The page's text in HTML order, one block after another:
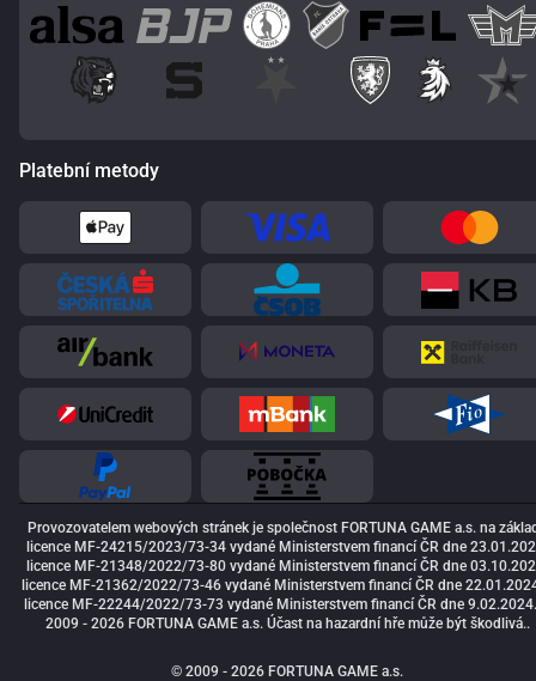
Platební metody
Provozovatelem webových stránek je společnost FORTUNA GAME a.s. na
licence MF-24215/2023/73-34 vydané Ministerstvem financí ČR dne
licence MF-21348/2022/73-80 vydané Ministerstvem financí ČR dne
licence MF-21362/2022/73-46 vydané Ministerstvem financí ČR dne
licence MF-22244/2022/73-73 vydané Ministerstvem financí ČR dne
2009 - 2026 FORTUNA GAME a.s. Účast na hazardní hře může být škodlivá..
© 2009 - 2026 FORTUNA GAME a.s.